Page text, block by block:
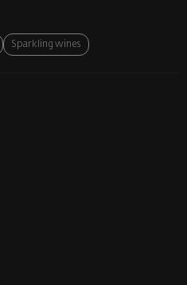
Sparkling wines